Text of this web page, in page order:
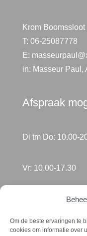
Om de beste ervaringen te
cookies om informatie over
Krom
T: 06-25087778
E:
in: Masseur Paul,
Afspraak
Di tm Do: 10.00-
Vr: 10.00-17.30
Za of Zo in Fort